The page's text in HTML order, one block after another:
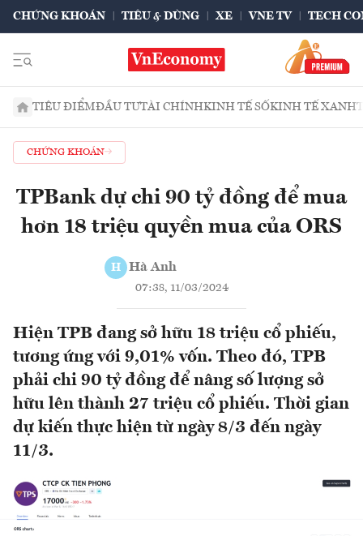
CHỨNG KHOÁN TIÊU & DÙNG XE VNE TV TECH
TIÊU ĐIỂMĐẦU TƯTÀI CHÍNHKINH TẾ SỐKINH TẾ XANH
CHỨNG KHOÁN
TPBank dự chi 90 tỷ đồng để mua
hơn 18 triệu quyền mua của ORS
H Hà Anh
07:38, 11/03/2024
Hiện TPB đang sở hữu 18 triệu cổ phiếu,
tương ứng với 9,01% vốn. Theo đó, TPB
phải chi 90 tỷ đồng để nâng số lượng sở
hữu lên thành 27 triệu cổ phiếu. Thời gian
dự kiến thực hiện từ ngày 8/3 đến ngày
11/3.